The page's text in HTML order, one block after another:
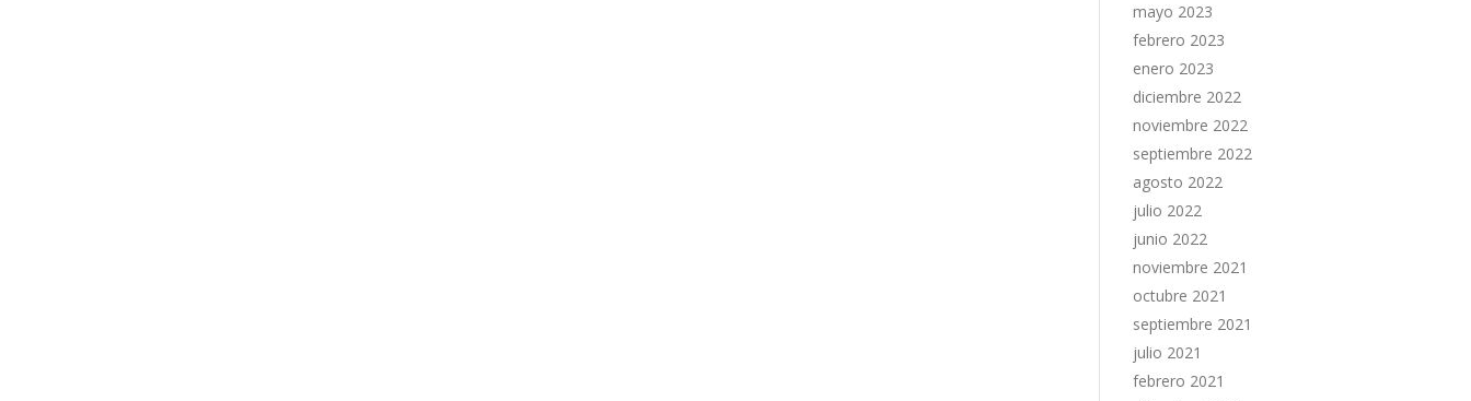
mayo 2023
febrero 2023
enero 2023
diciembre 2022
noviembre 2022
septiembre 2022
agosto 2022
julio 2022
junio 2022
noviembre 2021
octubre 2021
septiembre 2021
julio 2021
febrero 2021